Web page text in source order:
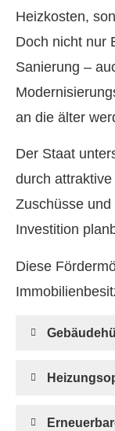
Heizkosten,
Doch nicht nur
Sanierung –
an die älter
Der Staat
durch
Zuschüsse
Investition
Diese